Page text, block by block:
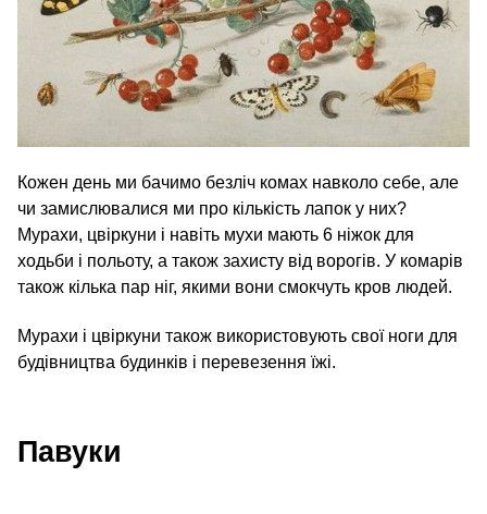
Кожен день ми бачимо безліч комах навколо себе, але
чи замислювалися ми про кількість лапок у них?
Мурахи, цвіркуни і навіть мухи мають 6 ніжок для
ходьби і польоту, а також захисту від ворогів. У комарів
також кілька пар ніг, якими вони смокчуть кров людей.
Мурахи і цвіркуни також використовують свої ноги для
будівництва будинків і перевезення їжі.
Павуки